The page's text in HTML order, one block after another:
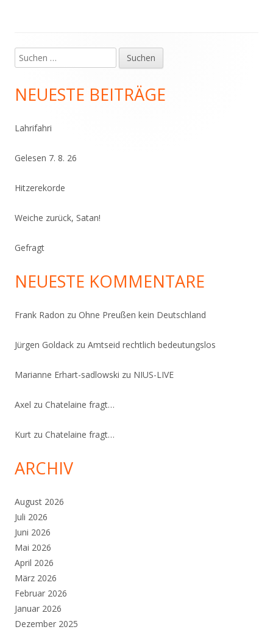
Haupt-
Seitenleiste
Suchen
nach:
NEUESTE BEITRÄGE
Lahrifahri
Gelesen 7. 8. 26
Hitzerekorde
Weiche zurück, Satan!
Gefragt
NEUESTE KOMMENTARE
Frank Radon zu Ohne Preußen kein Deutschland
Jürgen Goldack zu Amtseid rechtlich bedeutungslos
Marianne Erhart-sadlowski zu NIUS-LIVE
Axel zu Chatelaine fragt…
Kurt zu Chatelaine fragt…
ARCHIV
August 2026
Juli 2026
Juni 2026
Mai 2026
April 2026
März 2026
Februar 2026
Januar 2026
Dezember 2025